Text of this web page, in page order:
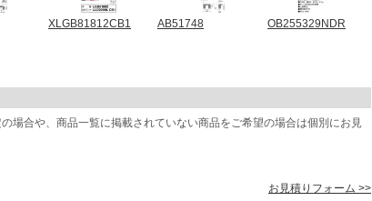
XLGB81812CB1 AB51748 OB255329NDR
場合や、商品一覧に掲載されていない商品をご希望の場合は個別にお見
お見積りフォーム >>